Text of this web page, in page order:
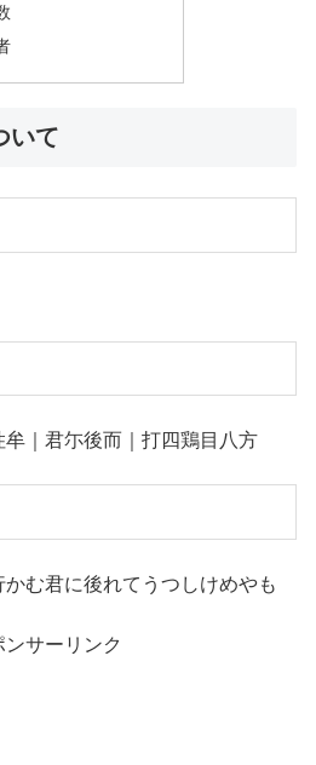
いて
｜君尓後而｜打四鶏目八方
む君に後れてうつしけめやも
ンサーリンク